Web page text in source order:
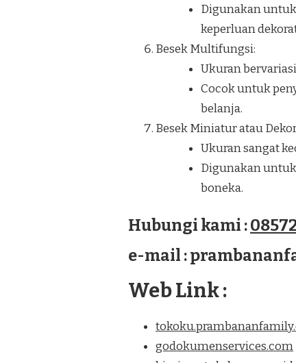
Digunakan
keperluan
Besek Multifungsi:
Ukuran
Cocok untuk
belanja.
Besek Miniatur atau
Ukuran sangat
Digunakan untuk
boneka.
Hubungi kami :
e-mail :
Web Link :
godokumenservices.com